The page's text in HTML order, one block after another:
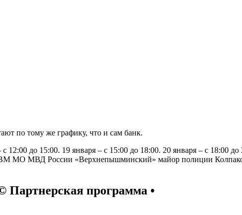
по тому же графику, что и сам банк.
до 15:00. 19 января – с 15:00 до 18:00. 20 января – с 18:00
МО МВД России «Верхнепышминский» майор полиции
программа •